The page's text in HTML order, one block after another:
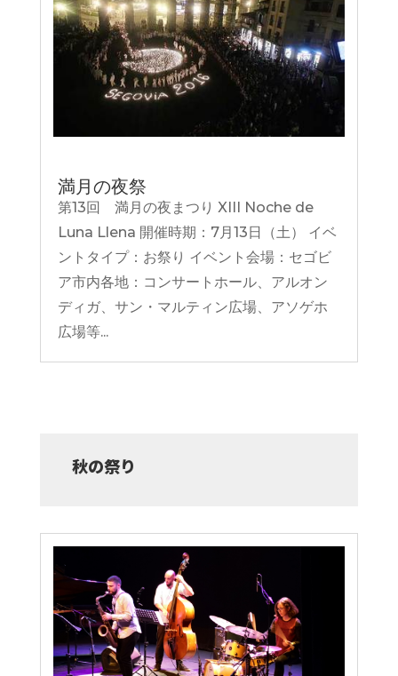
満月の夜祭
第13回 満月の夜まつり XIII Noche de
Luna Llena 開催時期：7月13日（土） イベ
ントタイプ：お祭り イベント会場：セゴビ
ア市内各地：コンサートホール、アルオン
ディガ、サン・マルティン広場、アソゲホ
広場等...
秋の祭り